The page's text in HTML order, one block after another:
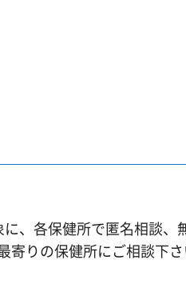
、各保健所で匿名相談
りの保健所にご相談下さ